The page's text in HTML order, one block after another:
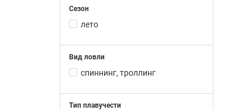
Сезон
лето
Вид ловли
спиннинг, троллинг
Тип плавучести